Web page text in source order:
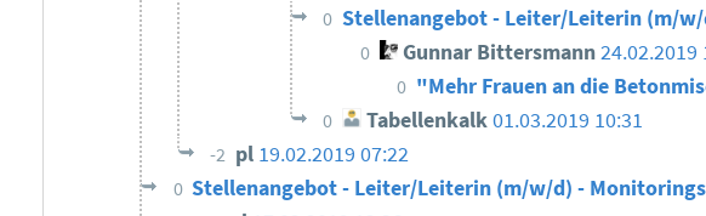
0 Stellenangebot - Leiter/Leiterin (m/
0 Gunnar Bittersmann24.02.2019
0 "Mehr Frauen an die
0 Tabellenkalk 01.03.2019 10:31
-2 pl 19.02.2019 07:22
0 Stellenangebot - Leiter/Leiterin (m/w/d) -